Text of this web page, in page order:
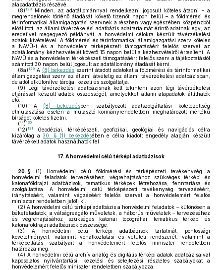
alapadatbázis részévé.
(8) 128
Minden, az adatállománnyal rendelkezni jogosult köteles átadni – a
megrendelőnek történő átadását követő tizenöt napon belül – a földmérési és
térinformatikai államigazgatási szervnek a részben vagy egészében közpénzből
előállított, az állami távérzékelési adatbázis adattartalmát érintő adatnak egy, az
eredetivel megegyező példányát, a honvédelmi célokra készült távérzékelési
adatok kivételével. A földmérési és térinformatikai államigazgatási szerv köteles
a NAVÜ-t és a honvédelem térképészeti támogatásáért felelős szervet az
adatállomány kézhezvételét követő 15 napon belül a kézhezvételről értesíteni. A
NAVÜ és a honvédelem térképészeti támogatásáért felelős szerv a tájékoztatástól
számított 30 napon belül jogosult az adatállomány átadását kérni.
(8a) 129 A (8) bekezdés szerint átadott adatokat a földmérési és térinformatikai
államigazgatási szerv az állami átvételig az állami távérzékelési adatbázisban,
de attól elkülönítve tárolja, kezeli és szolgáltatja.
(9) Légi távérzékelési adatbázisnak kell tekinteni azon légi távérzékelési
eljárással készült adatok összességét, amelyekkel állami alapadatok állíthatók
elő.
(10) A (8) bekezdésben szabályozott adatszolgáltatási kötelezettség
elmulasztása esetén a mulasztó kormányrendeletben meghatározott mértékű
bírságot köteles fizetni.
(11) 130
(12) 131
Geodéziai, térképészeti, geofizikai, geológiai és navigációs célra
kizárólag a30. § (1) bekezdésében e célra kiadott engedély alapján készült
távérzékelt adatok használhatók fel.
17. A honvédelmi célú térképi adatbázisok
20. § (1) Honvédelmi célú földmérési és térképészeti tevékenység a
honvédelmi feladatok tervezéséhez, végrehajtásához szükséges térképi és
katonaföldrajzi adatbázisok, tematikus térképek létrehozása, fenntartása és
szolgáltatása. A honvédelmi célú térképészeti tevékenység tervezéséért,
irányításáért, valamint végzéséért felelős szervet a honvédelemért felelős
miniszter rendeletben jelöli ki.
(2) A honvédelmi célú térképi adatbázis a honvédelmi feladatok – különösen a
békefeladatok, a válságreagáló műveletek, a háborús műveletek – tervezéséhez
és végrehajtásához szükséges katonai topográfiai, tematikus térképi és
katonaföldrajzi adatbázisok összessége.
(3) A honvédelmi célú térképi adatbázisok tartalmát, pontossági
követelményeit, valamint vonatkoztatási és vetületi rendszerét, valamint a
térképellátás szabályait a honvédelemért felelős miniszter rendeletben
határozza meg.
(4) A honvédelmi célú archív analóg és digitális térképi adatok adatbázisaival
kapcsolatos nyilvántartási, kezelési és selejtezési részletes szabályokat a
honvédelemért felelős miniszter rendeletben szabályozza.